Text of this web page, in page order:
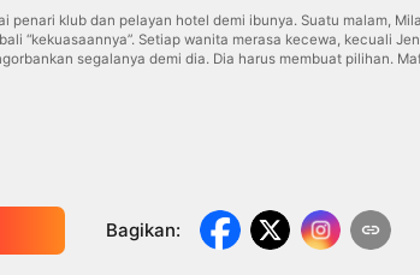
penari klub dan pelayan hotel demi ibunya. Suatu malam,
“kekuasaannya”. Setiap wanita merasa kecewa, kecuali
segalanya demi dia. Dia harus membuat pilihan.
Bagikan: